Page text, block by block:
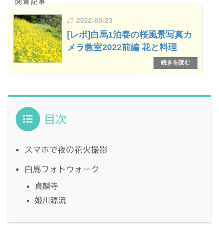
2022-05-23
[レポ]白馬1泊春の桜風景写真カ
メラ教室2022前編 花と料理
目次
スマホで夜の花火撮影
白馬フォトウォーク
貞麟寺
姫川源流